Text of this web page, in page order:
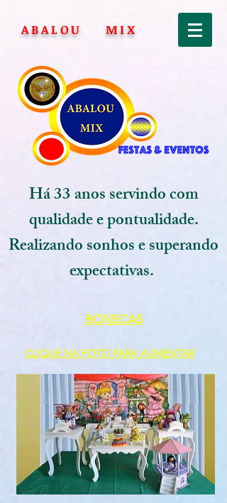
ABALOU MIX
Há 33 anos servindo com
qualidade e pontualidade.
Realizando sonhos e superando
expectativas.
BONECAS
CLIQUE NA FOTO PARA AUMENTAR